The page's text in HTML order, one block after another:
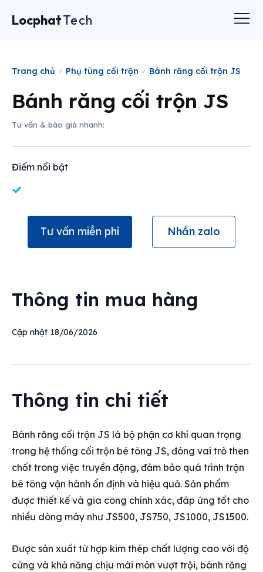
LocphatTech
Trang chủ Phụ tùng cối trộn Bánh răng cối trộn JS
Bánh răng cối trộn JS
Tư vấn & báo giá nhanh:
Điểm nổi bật
Tư vấn miễn phí Nhắn zalo
Thông tin mua hàng
Cập nhật 18/06/2026
Thông tin chi tiết
Bánh răng cối trộn JS là bộ phận cơ khí quan trọng
trong hệ thống cối trộn bê tông JS, đóng vai trò then
chốt trong việc truyền động, đảm bảo quá trình trộn
bê tông vận hành ổn định và hiệu quả. Sản phẩm
được thiết kế và gia công chính xác, đáp ứng tốt cho
nhiều dòng máy như JS500, JS750, JS1000, JS1500.
Được sản xuất từ hợp kim thép chất lượng cao với độ
cứng và khả năng chịu mài mòn vượt trội, bánh răng